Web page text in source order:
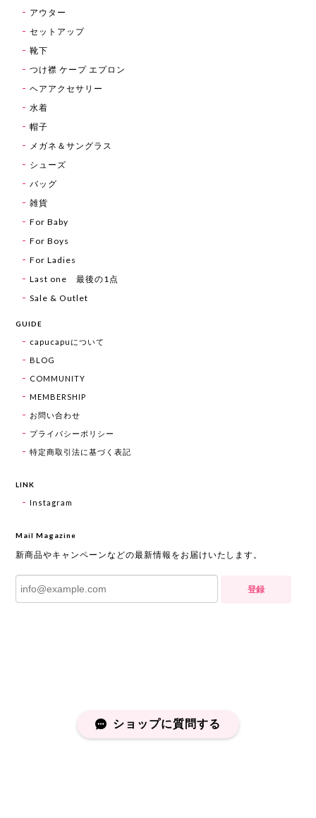
アウター
セットアップ
靴下
つけ襟 ケープ エプロン
ヘアアクセサリー
水着
帽子
メガネ＆サングラス
シューズ
バッグ
雑貨
For Baby
For Boys
For Ladies
Last one 最後の1点
Sale & Outlet
GUIDE
capucapuについて
BLOG
COMMUNITY
MEMBERSHIP
お問い合わせ
プライバシーポリシー
特定商取引法に基づく表記
LINK
Instagram
Mail Magazine
新商品やキャンペーンなどの最新情報をお届けいたします。
登録
ショップに質問する